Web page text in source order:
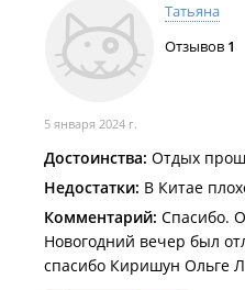
Татьяна
Отзывов 1
5 января 2024 г.
Достоинства: Отдых
Недостатки: В Китае
Комментарий: Спасибо.
Новогодний вечер был
спасибо Киришун Ольге